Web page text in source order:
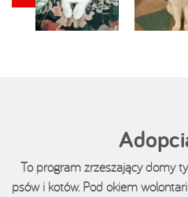
To program zrzeszający domy
psów i kotów. Pod okiem